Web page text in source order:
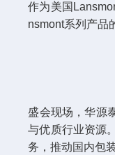
作为美国
nsmont系列产品
盛会现场，华源
与优质行业资源
务，推动国内包